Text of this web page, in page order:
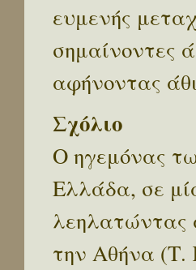
ευμενής
σημαίνοντες
αφήνοντας
Σχόλιο
Ο ηγεμόνας
Ελλάδα, σε
λεηλατώντας
την Αθήνα (Τ.